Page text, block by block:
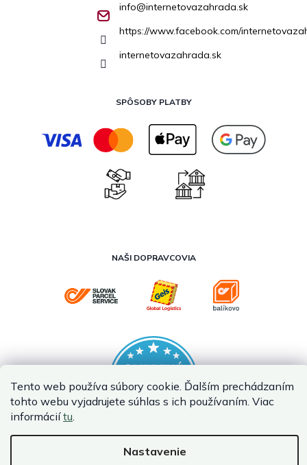
Tento web používa súbory cookie. Ďalším prechádzaním
tohto webu vyjadrujete súhlas s ich používaním. Viac
informáciítu.
Nastavenie
info@internetovazahrada.sk
https://www.facebook.com/
internetovazahrada.sk
SPÔSOBY PLATBY
NAŠI DOPRAVCOVIA